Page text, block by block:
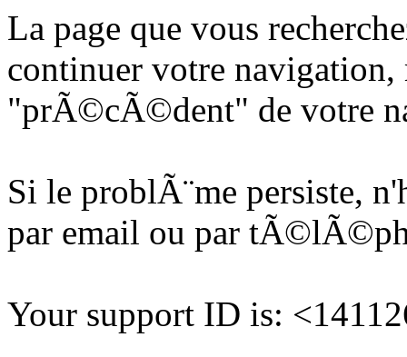
La page que vous
continuer votre
"prÃ©cÃ©dent" de votre
Si le problÃ¨me persiste,
par email ou par
Your support ID is: